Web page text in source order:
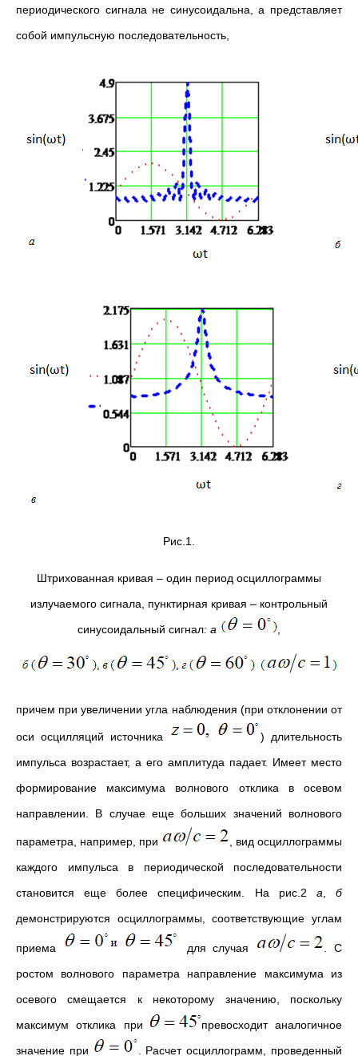
периодического сигнала не синусоидальна, а представляет
собой импульсную последовательность,
Рис.1.
Штрихованная кривая – один период осциллограммы
излучаемого сигнала, пунктирная кривая – контрольный
синусоидальный сигнал: а
причем при увеличении угла наблюдения (при отклонении от
оси осцилляций источника
) длительность
импульса возрастает, а его амплитуда падает. Имеет место
формирование максимума волнового отклика в осевом
направлении. В случае еще больших значений волнового
параметра, например, при
, вид осциллограммы
каждого импульса в периодической последовательности
становится еще более специфическим. На рис.2 а ,б
демонстрируются осциллограммы, соответствующие углам
приема для случая
. С
ростом волнового параметра направление максимума из
осевого смещается к некоторому значению, поскольку
максимум отклика при
превосходит аналогичное
значение при
. Расчет осциллограмм, проведенный